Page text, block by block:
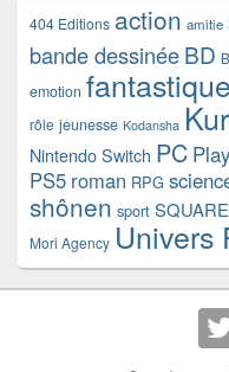
404 Editions action amitie
bande dessinéeBD
emotion fantastique
rôle jeunesse Kodansha
Nintendo Switch PC
PS5 roman RPG
shônen sport
Mori Agency Univers